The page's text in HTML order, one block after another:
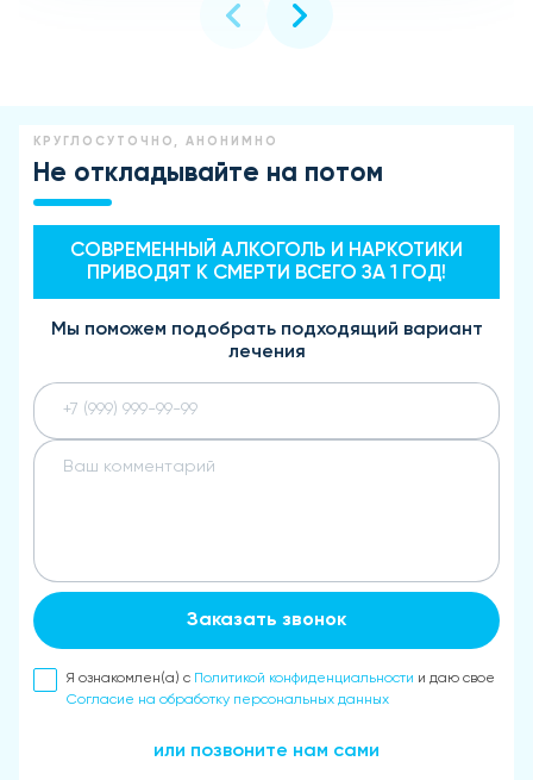
КРУГЛОСУТОЧНО, АНОНИМНО
Не откладывайте на потом
СОВРЕМЕННЫЙ АЛКОГОЛЬ И НАРКОТИКИ
ПРИВОДЯТ К СМЕРТИ ВСЕГО ЗА 1 ГОД!
Мы поможем подобрать подходящий вариант
лечения
Заказать звонок
Я ознакомлен(а) с Политикой конфиденциальности и даю свое
Согласие на обработку персональных данных
или позвоните нам сами